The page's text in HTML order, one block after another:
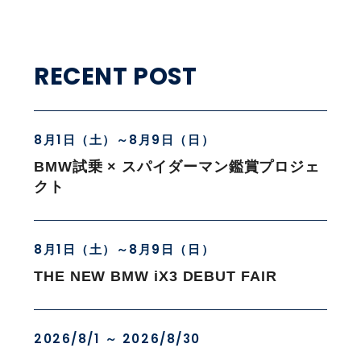
RECENT POST
8月1日（土）～8月9日（日）
BMW試乗 × スパイダーマン鑑賞プロジェ
クト
8月1日（土）～8月9日（日）
THE NEW BMW iX3 DEBUT FAIR
2026/8/1 ～ 2026/8/30